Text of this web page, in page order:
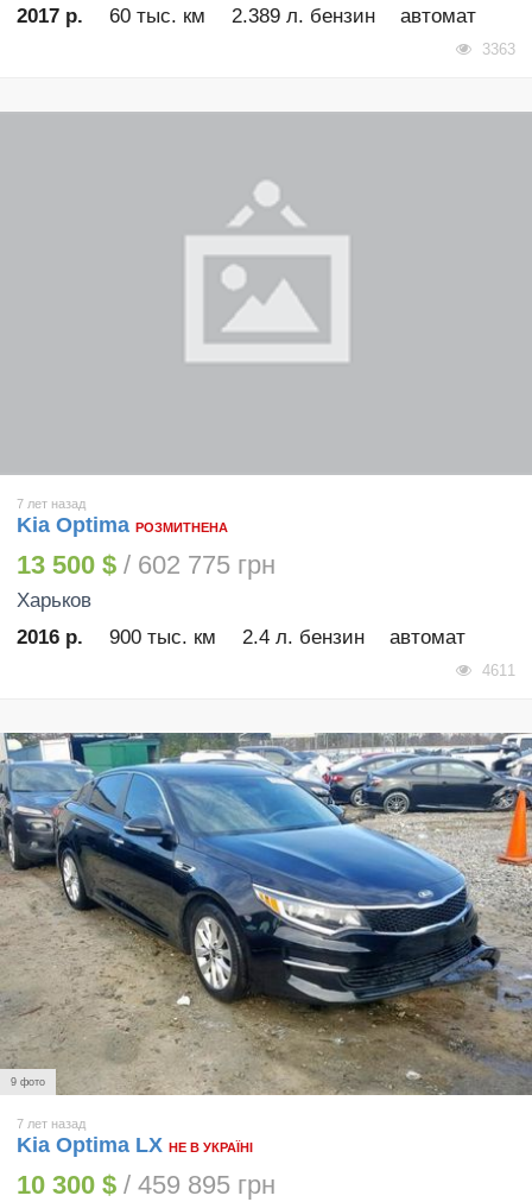
2017 р.
60 тыс. км 2.389 л. бензин автомат
3363
7 лет назад
Kia Optima РОЗМИТНЕНА
13 500 $ / 602 775 грн
Харьков
2016 р.
900 тыс. км 2.4 л. бензин автомат
4611
9 фото
7 лет назад
Kia Optima LX НЕ В УКРАЇНІ
10 300 $ / 459 895 грн